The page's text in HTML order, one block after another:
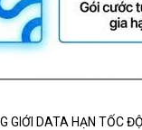
DATA HẠN TỐC